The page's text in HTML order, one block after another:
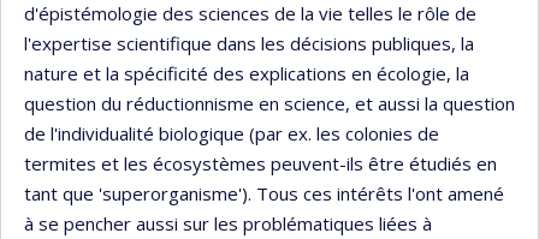
d'épistémologie des sciences de la vie telles le rôle de
l'expertise scientifique dans les décisions publiques, la
nature et la spécificité des explications en écologie, la
question du réductionnisme en science, et aussi la question
de l'individualité biologique (par ex. les colonies de
termites et les écosystèmes peuvent-ils être étudiés en
tant que 'superorganisme'). Tous ces intérêts l'ont amené
à se pencher aussi sur les problématiques liées à